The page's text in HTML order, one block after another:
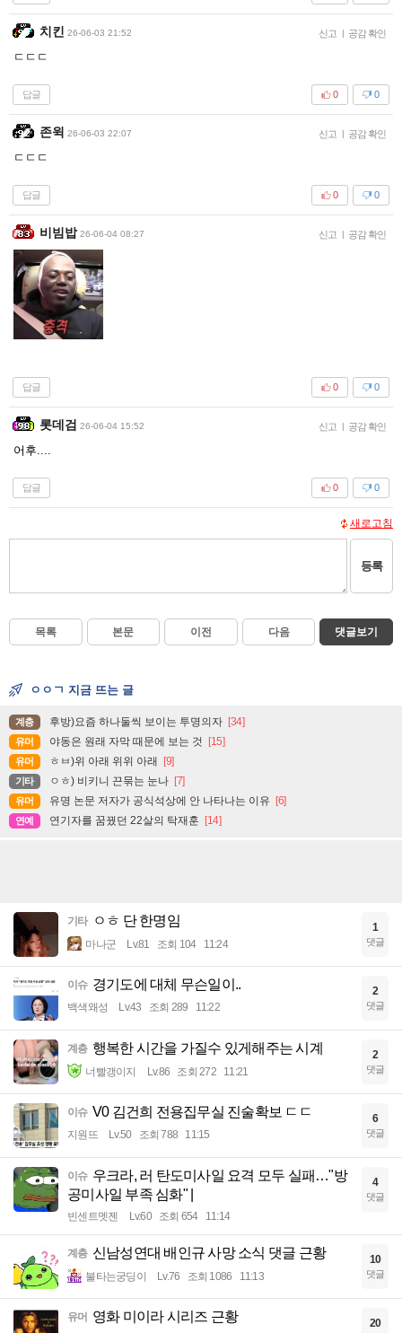
치킨 26-06-03 21:52 신고 | 공감 확인
ㄷㄷㄷ
답글 0
0
존윅 26-06-03 22:07 신고 | 공감 확인
ㄷㄷㄷ
답글 0
0
비빔밥 26-06-04 08:27 신고 | 공감 확인
답글 0
0
롯데검 26-06-04 15:52 신고 | 공감 확인
어후....
답글 0
0
새로고침
등록
목록 본문 이전 다음 댓글보기
ㅇㅇㄱ 지금 뜨는 글
계층 후방)요즘 하나둘씩 보이는 투명의자 [34]
유머 야동은 원래 자막 때문에 보는 것 [15]
유머 ㅎㅂ)위 아래 위위 아래 [9]
기타 ㅇㅎ) 비키니 끈묶는 눈나 [7]
유머 유명 논문 저자가 공식석상에 안 나타나는 이유 [6]
연예 연기자를 꿈꿨던 22살의 탁재훈 [14]
기타 ㅇㅎ 단 한명임
마나군 Lv.81 조회 104 11:24
1
댓글
이슈 경기도에 대체 무슨일이..
백색왜성 Lv.43 조회 289 11:22
2
댓글
계층 행복한 시간을 가질수 있게해주는 시계
너빨갱이지 Lv.86 조회 272 11:21
2
댓글
이슈 V0 김건희 전용집무실 진술확보 ㄷㄷ
지원뜨 Lv.50 조회 788 11:15
6
댓글
이슈 우크라, 러 탄도미사일 요격 모두 실패…"방
공미사일 부족 심화" |
빈센트멧젠 Lv.60 조회 654 11:14
4
댓글
계층 신남성연대 배인규 사망 소식 댓글 근황
불타는궁딩이 Lv.76 조회 1086 11:13
10
댓글
유머 영화 미이라 시리즈 근황 20